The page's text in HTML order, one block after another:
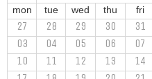
mon
tue wed thu fri
27 28 29 30 31
03
04 05 06 07
10
11 12 13 14